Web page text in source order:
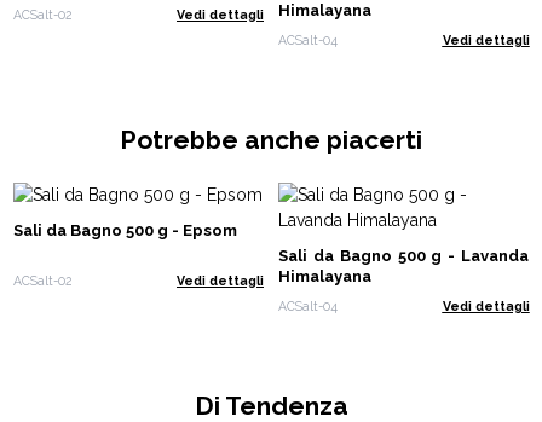
ACSalt-02 Vedi dettagli
Himalayana
ACSalt-04 Vedi dettagli
Potrebbe anche piacerti
Sali da Bagno 500 g - Epsom
ACSalt-02 Vedi dettagli
Sali da Bagno 500 g - Lavanda
Himalayana
ACSalt-04 Vedi dettagli
Di Tendenza